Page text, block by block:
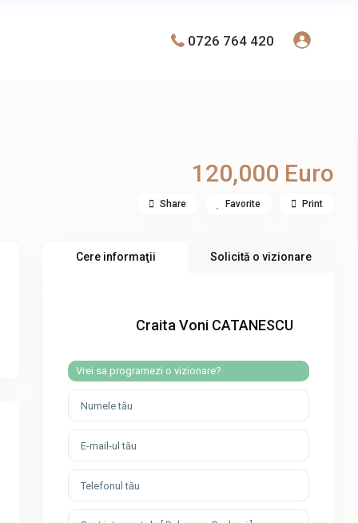
0726 764 420
120,000 Euro
Share Favorite Print
Cere informaţii Solicită o vizionare
Craita Voni CATANESCU
Vrei sa programezi o vizionare?